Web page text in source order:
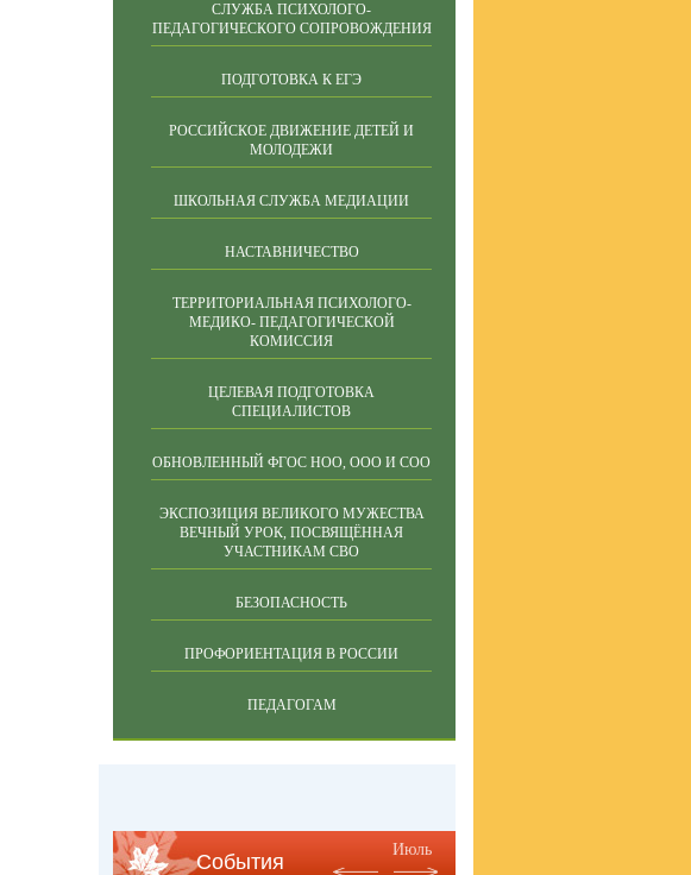
СЛУЖБА ПСИХОЛОГО-
ПЕДАГОГИЧЕСКОГО СОПРОВОЖДЕНИЯ
ПОДГОТОВКА К ЕГЭ
РОССИЙСКОЕ ДВИЖЕНИЕ ДЕТЕЙ И
МОЛОДЕЖИ
ШКОЛЬНАЯ СЛУЖБА МЕДИАЦИИ
НАСТАВНИЧЕСТВО
ТЕРРИТОРИАЛЬНАЯ ПСИХОЛОГО-
МЕДИКО- ПЕДАГОГИЧЕСКОЙ
КОМИССИЯ
ЦЕЛЕВАЯ ПОДГОТОВКА
СПЕЦИАЛИСТОВ
ОБНОВЛЕННЫЙ ФГОС НОО, ООО И СОО
ЭКСПОЗИЦИЯ ВЕЛИКОГО МУЖЕСТВА
ВЕЧНЫЙ УРОК, ПОСВЯЩЁННАЯ
УЧАСТНИКАМ СВО
БЕЗОПАСНОСТЬ
ПРОФОРИЕНТАЦИЯ В РОССИИ
ПЕДАГОГАМ
События
Июль